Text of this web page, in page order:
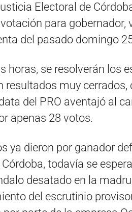
Electoral de
para gobernador,
del pasado domingo
horas, se resolverán los
resultados muy
del PRO aventajó al
apenas 28 votos.
ya dieron por ganador
todavía se
desatado en la
del escrutinio